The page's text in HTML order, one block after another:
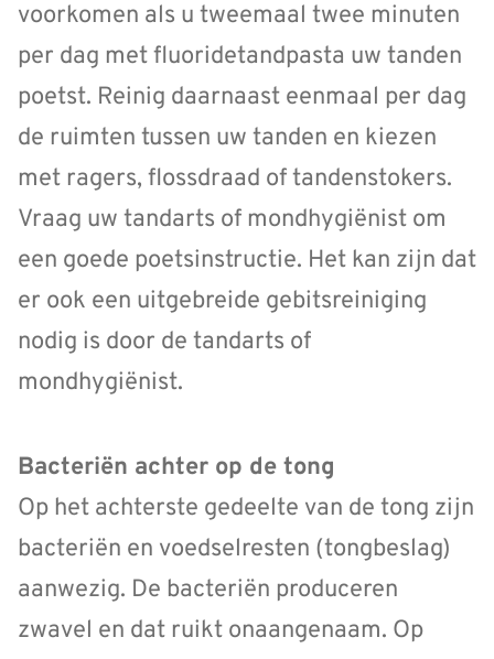
voorkomen als u tweemaal twee minuten
per dag met fluoridetandpasta uw tanden
poetst. Reinig daarnaast eenmaal per dag
de ruimten tussen uw tanden en kiezen
met ragers, flossdraad of tandenstokers.
Vraag uw tandarts of mondhygiënist om
een goede poetsinstructie. Het kan zijn dat
er ook een uitgebreide gebitsreiniging
nodig is door de tandarts of
mondhygiënist.
Bacteriën achter op de tong
Op het achterste gedeelte van de tong zijn
bacteriën en voedselresten (tongbeslag)
aanwezig. De bacteriën produceren
zwavel en dat ruikt onaangenaam. Op